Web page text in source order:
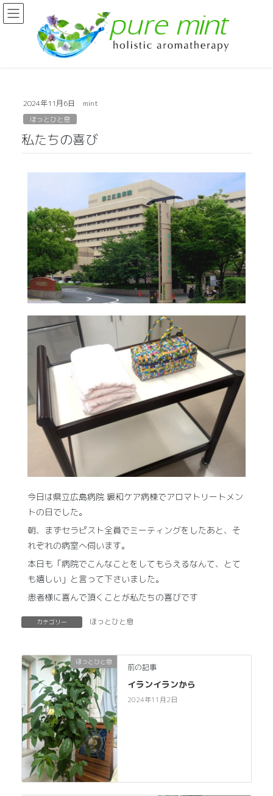
2024年11月6日 mint
ほっとひと息
私たちの喜び
今日は県立広島病院 緩和ケア病棟でアロマトリートメン
トの日でした。
朝、まずセラピスト全員でミーティングをしたあと、そ
れぞれの病室へ伺います。
本日も「病院でこんなことをしてもらえるなんて、とて
も嬉しい」と言って下さいました。
患者様に喜んで頂くことが私たちの喜びです
カテゴリー ほっとひと息
ほっとひと息
前の記事
イランイランから
2024年11月2日